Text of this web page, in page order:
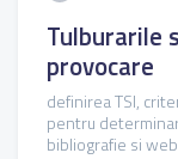
Tulburarile
provocare
definirea TSI,
pentru
bibliografie si